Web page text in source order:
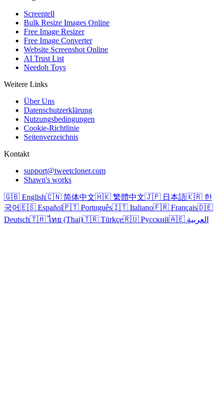
Screentell
Bulk Resize Images Online
Free Image Resizer
Free Image Converter
Website Screenshot Online
AI Trust List
Needoh Toys
Weitere Links
Über Uns
Datenschutzerklärung
Nutzungsbedingungen
Cookie-Richtlinie
Seitenverzeichnis
Kontakt
support@tweetcloner.com
Shawn's works
🇬🇧 English🇨🇳 简体中文🇭🇰 繁體中文🇯🇵 日本語🇰🇷 한
국어🇪🇸 Español🇵🇹 Português🇮🇹 Italiano🇫🇷 Français🇩🇪
Deutsch🇹🇭 ไทย (Thai)🇹🇷 Türkçe🇷🇺 Русский 🇦🇪 العربية